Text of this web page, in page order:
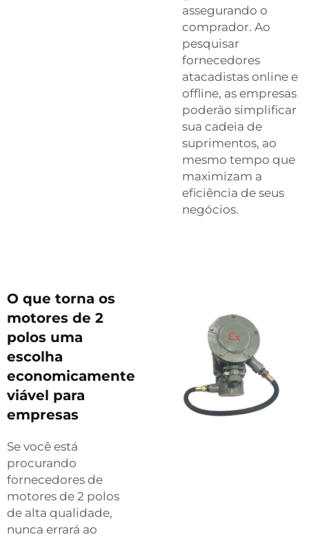
assegurando o
comprador. Ao
pesquisar
fornecedores
atacadistas online e
offline, as empresas
poderão simplificar
sua cadeia de
suprimentos, ao
mesmo tempo que
maximizam a
eficiência de seus
negócios.
O que torna os
motores de 2
polos uma
escolha
economicamente
viável para
empresas
Se você está
procurando
fornecedores de
motores de 2 polos
de alta qualidade,
nunca errará ao